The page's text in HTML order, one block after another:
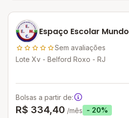
Espaço Escolar
Sem avaliações
Lote Xv - Belford Roxo - RJ
Bolsas a partir de:
R$ 334,40 /mês - 20%